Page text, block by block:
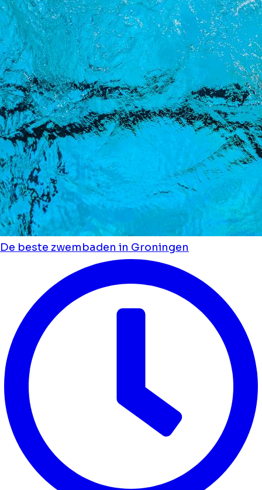
De beste zwembaden in Groningen